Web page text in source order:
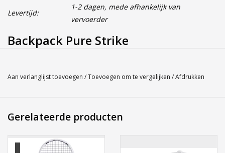
Levertijd:
1-2 dagen, mede afhankelijk van
vervoerder
Backpack Pure Strike
Met zijn gestroomlijnde ontwerp en ruime opbergvakken biedt
ergonomische schouderbanden zorgen voor comfortabel
prestaties. Ga stijlvol en georganiseerd naar de baan met de
Aan verlanglijst toevoegen /Toevoegen om te vergelijken /Afdrukken
Gerelateerde producten